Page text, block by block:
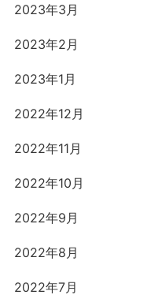
2023年3月
2023年2月
2023年1月
2022年12月
2022年11月
2022年10月
2022年9月
2022年8月
2022年7月